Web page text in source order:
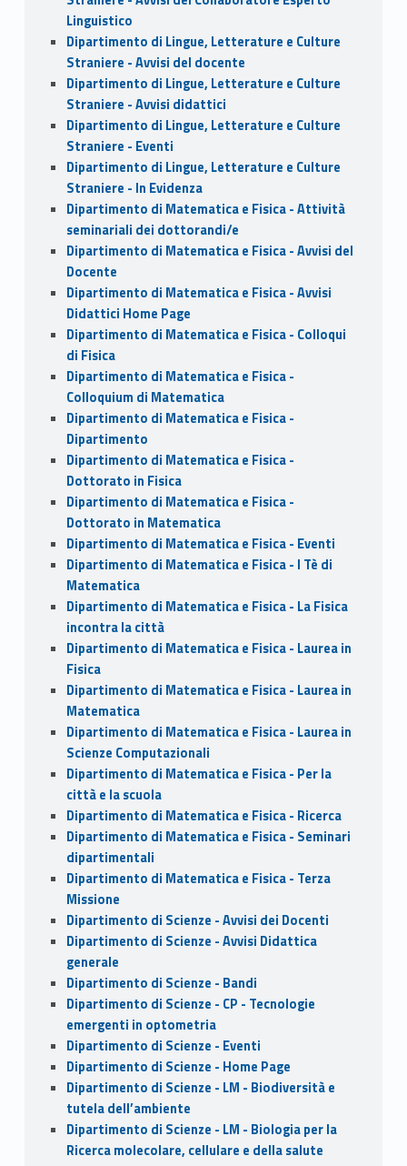
Linguistico
Dipartimento di Lingue, Letterature e Culture
Straniere - Avvisi del docente
Dipartimento di Lingue, Letterature e Culture
Straniere - Avvisi didattici
Dipartimento di Lingue, Letterature e Culture
Straniere - Eventi
Dipartimento di Lingue, Letterature e Culture
Straniere - In Evidenza
Dipartimento di Matematica e Fisica - Attività
seminariali dei dottorandi/e
Dipartimento di Matematica e Fisica - Avvisi del
Docente
Dipartimento di Matematica e Fisica - Avvisi
Didattici Home Page
Dipartimento di Matematica e Fisica - Colloqui
di Fisica
Dipartimento di Matematica e Fisica -
Colloquium di Matematica
Dipartimento di Matematica e Fisica -
Dipartimento
Dipartimento di Matematica e Fisica -
Dottorato in Fisica
Dipartimento di Matematica e Fisica -
Dottorato in Matematica
Dipartimento di Matematica e Fisica - Eventi
Dipartimento di Matematica e Fisica - I Tè di
Matematica
Dipartimento di Matematica e Fisica - La Fisica
incontra la città
Dipartimento di Matematica e Fisica - Laurea in
Fisica
Dipartimento di Matematica e Fisica - Laurea in
Matematica
Dipartimento di Matematica e Fisica - Laurea in
Scienze Computazionali
Dipartimento di Matematica e Fisica - Per la
città e la scuola
Dipartimento di Matematica e Fisica - Ricerca
Dipartimento di Matematica e Fisica - Seminari
dipartimentali
Dipartimento di Matematica e Fisica - Terza
Missione
Dipartimento di Scienze - Avvisi dei Docenti
Dipartimento di Scienze - Avvisi Didattica
generale
Dipartimento di Scienze - Bandi
Dipartimento di Scienze - CP - Tecnologie
emergenti in optometria
Dipartimento di Scienze - Eventi
Dipartimento di Scienze - Home Page
Dipartimento di Scienze - LM - Biodiversità e
tutela dell’ambiente
Dipartimento di Scienze - LM - Biologia per la
Ricerca molecolare, cellulare e della salute